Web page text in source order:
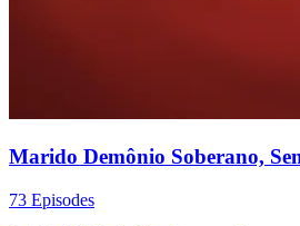
Marido Demônio Soberano,
73 Episodes